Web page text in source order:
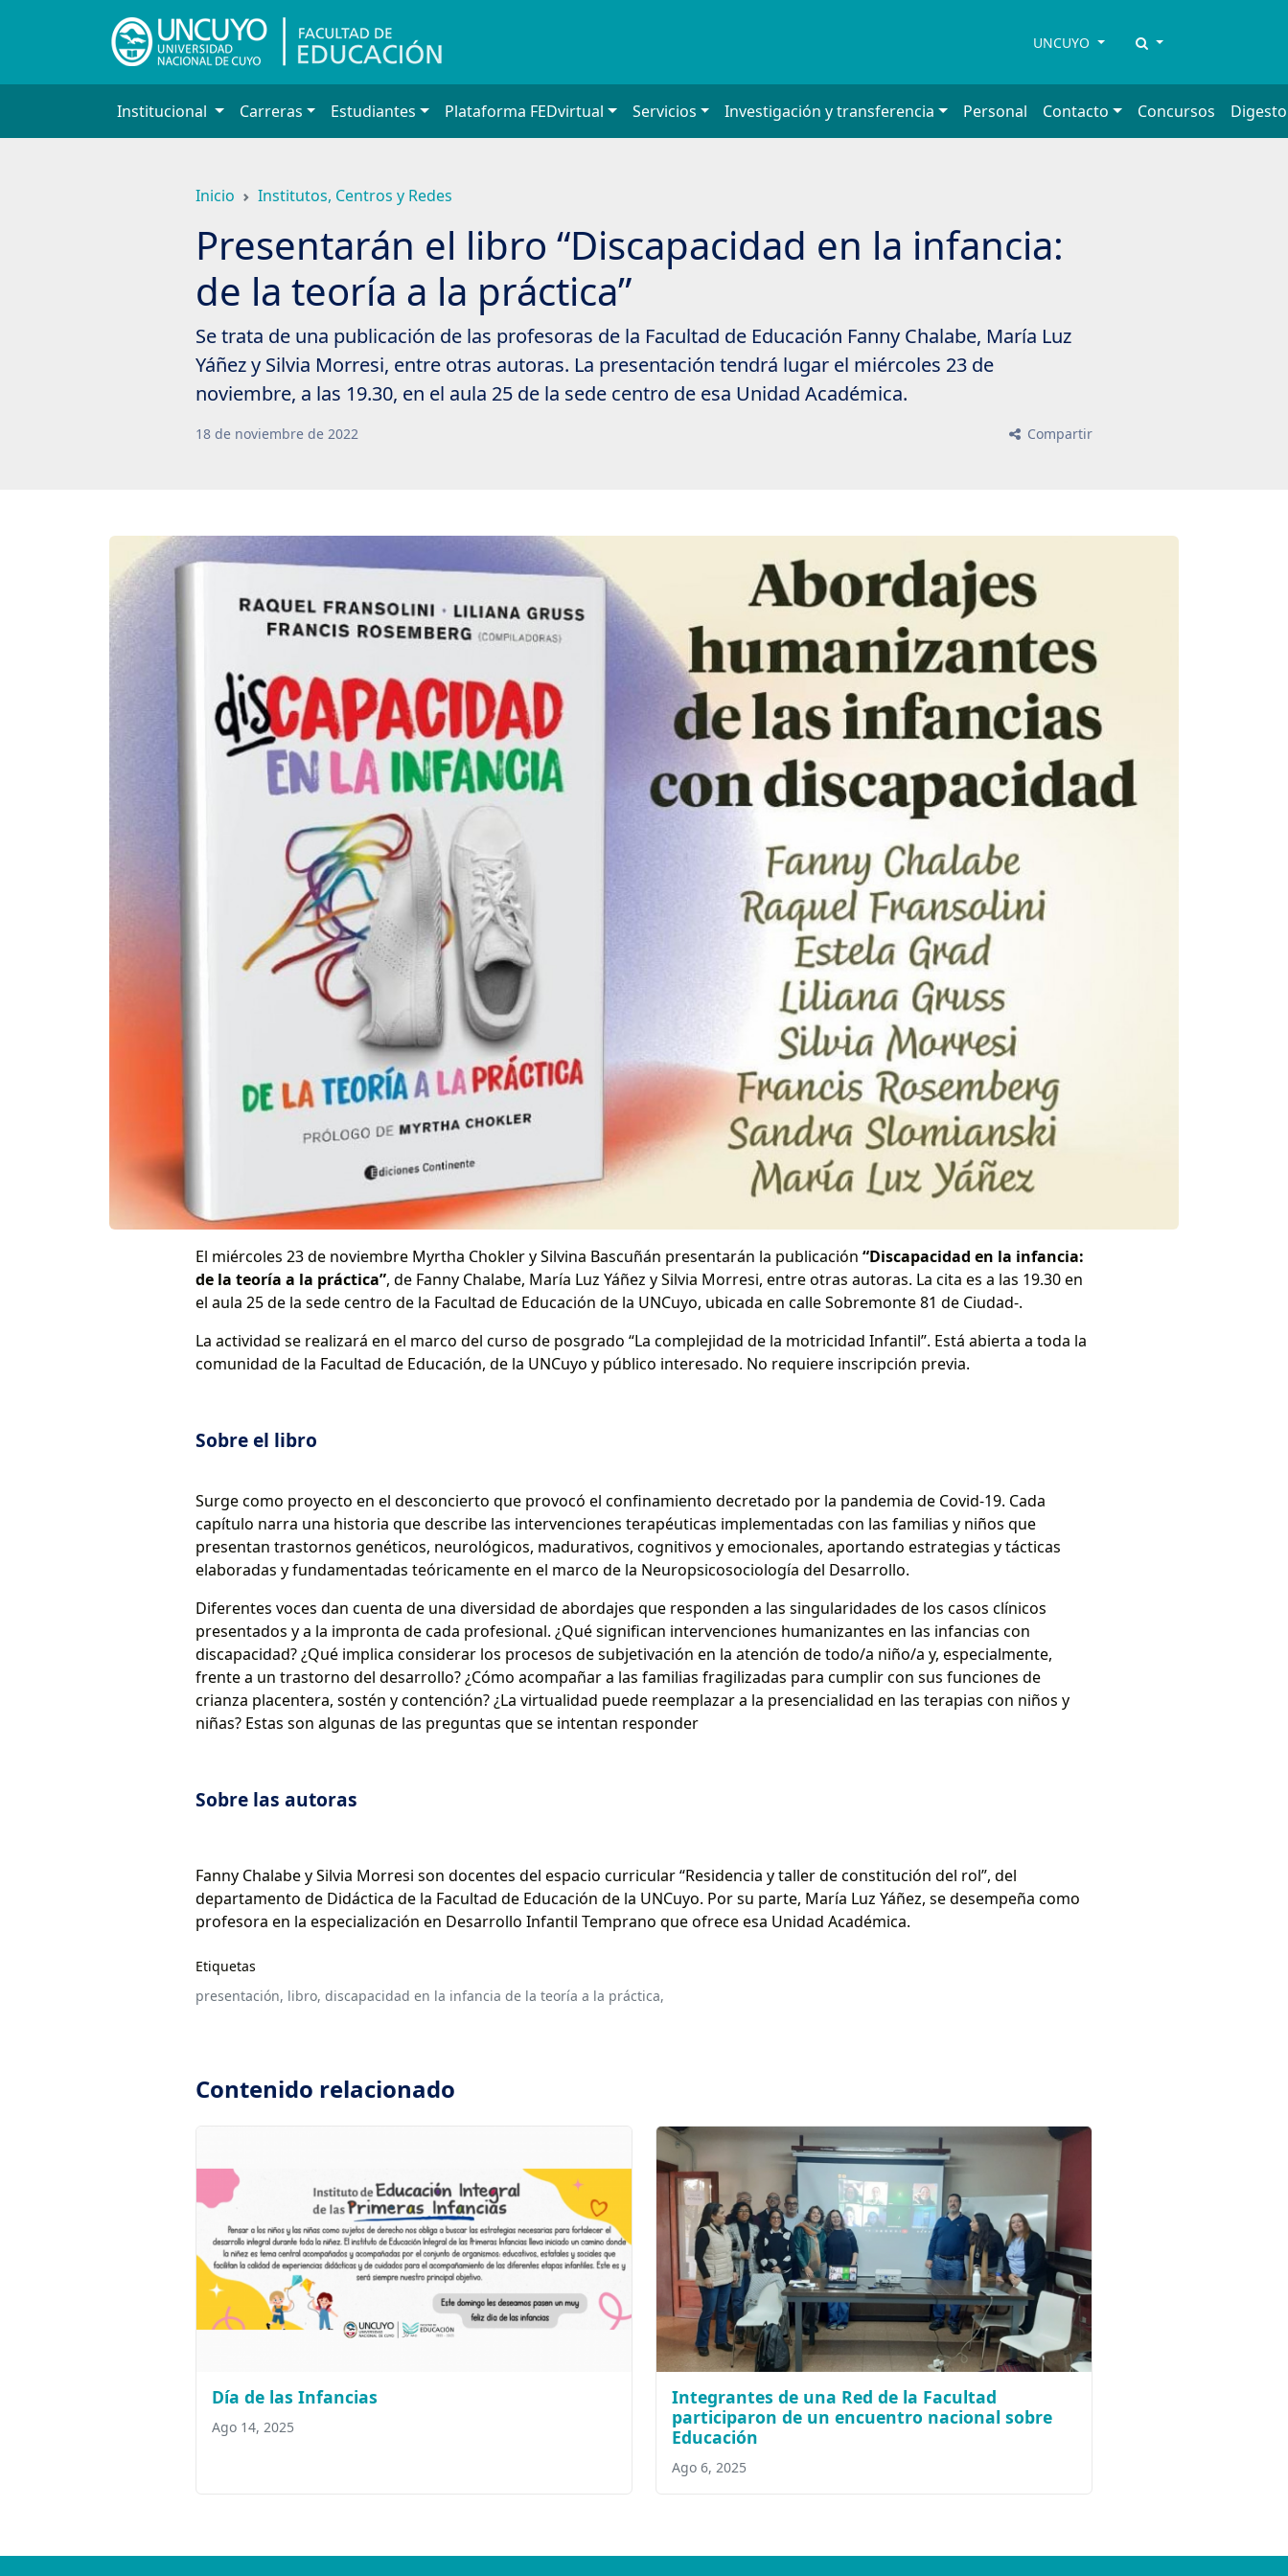
principal
UNCUYO
Institucional Carreras Estudiantes Plataforma FEDvirtual Servicios Investigación y transferencia Personal Contacto Concursos Digesto
Inicio Institutos, Centros y Redes
Presentarán el libro “Discapacidad en la infancia:
de la teoría a la práctica”
Se trata de una publicación de las profesoras de la Facultad de Educación Fanny Chalabe, María Luz
Yáñez y Silvia Morresi, entre otras autoras. La presentación tendrá lugar el miércoles 23 de
noviembre, a las 19.30, en el aula 25 de la sede centro de esa Unidad Académica.
18 de noviembre de 2022 Compartir
El miércoles 23 de noviembre Myrtha Chokler y Silvina Bascuñán presentarán la publicación “Discapacidad en la infancia:
de la teoría a la práctica”, de Fanny Chalabe, María Luz Yáñez y Silvia Morresi, entre otras autoras. La cita es a las 19.30 en
el aula 25 de la sede centro de la Facultad de Educación de la UNCuyo, ubicada en calle Sobremonte 81 de Ciudad-.
La actividad se realizará en el marco del curso de posgrado “La complejidad de la motricidad Infantil”. Está abierta a toda la
comunidad de la Facultad de Educación, de la UNCuyo y público interesado. No requiere inscripción previa.
Sobre el libro
Surge como proyecto en el desconcierto que provocó el confinamiento decretado por la pandemia de Covid-19. Cada
capítulo narra una historia que describe las intervenciones terapéuticas implementadas con las familias y niños que
presentan trastornos genéticos, neurológicos, madurativos, cognitivos y emocionales, aportando estrategias y tácticas
elaboradas y fundamentadas teóricamente en el marco de la Neuropsicosociología del Desarrollo.
Diferentes voces dan cuenta de una diversidad de abordajes que responden a las singularidades de los casos clínicos
presentados y a la impronta de cada profesional. ¿Qué significan intervenciones humanizantes en las infancias con
discapacidad? ¿Qué implica considerar los procesos de subjetivación en la atención de todo/a niño/a y, especialmente,
frente a un trastorno del desarrollo? ¿Cómo acompañar a las familias fragilizadas para cumplir con sus funciones de
crianza placentera, sostén y contención? ¿La virtualidad puede reemplazar a la presencialidad en las terapias con niños y
niñas? Estas son algunas de las preguntas que se intentan responder
Sobre las autoras
Fanny Chalabe y Silvia Morresi son docentes del espacio curricular “Residencia y taller de constitución del rol”, del
departamento de Didáctica de la Facultad de Educación de la UNCuyo. Por su parte, María Luz Yáñez, se desempeña como
profesora en la especialización en Desarrollo Infantil Temprano que ofrece esa Unidad Académica.
Etiquetas
presentación, libro, discapacidad en la infancia de la teoría a la práctica,
Contenido relacionado
Día de las Infancias
Ago 14, 2025
Integrantes de una Red de la Facultad
participaron de un encuentro nacional sobre
Educación
Ago 6, 2025